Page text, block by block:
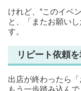
けれど、“このイベ
と、「またお願い
す。
リピート依頼
出店が終わったら
もう一歩踏み込ん